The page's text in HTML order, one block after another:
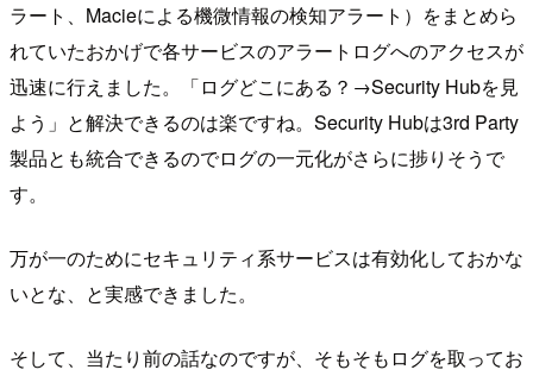
ラート、Macieによる機微情報の検知アラート）をまとめら
れていたおかげで各サービスのアラートログへのアクセスが
迅速に行えました。「ログどこにある？→Security Hubを見
よう」と解決できるのは楽ですね。Security Hubは3rd Party
製品とも統合できるのでログの一元化がさらに捗りそうで
す。
万が一のためにセキュリティ系サービスは有効化しておかな
いとな、と実感できました。
そして、当たり前の話なのですが、そもそもログを取ってお